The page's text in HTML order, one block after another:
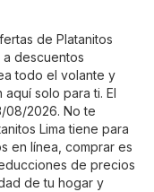
de Platanitos
descuentos
todo el volante y
solo para ti. El
08/2026. No te
Lima tiene para
en línea, comprar es
de precios
de tu hogar y